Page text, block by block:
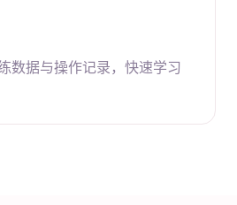
数据与操作记录，快速学习